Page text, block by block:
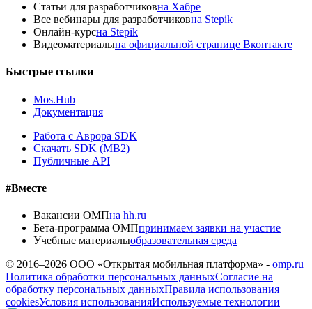
Статьи для разработчиковна Хабре
Все вебинары для разработчиковна Stepik
Онлайн-курсна Stepik
Видеоматериалына официальной странице Вконтакте
Быстрые ссылки
Mos.Hub
Документация
Работа с Аврора SDK
Скачать SDK (MB2)
Публичные API
#Вместе
Вакансии ОМПна hh.ru
Бета-программа ОМПпринимаем заявки на участие
Учебные материалыобразовательная среда
© 2016–2026 ООО «Открытая мобильная платформа» - omp.ru
Политика обработки персональных данныхСогласие на
обработку персональных данныхПравила использования
cookiesУсловия использованияИспользуемые технологии